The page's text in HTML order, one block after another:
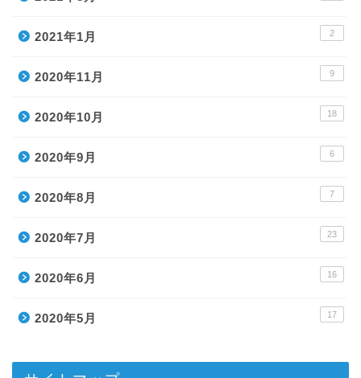
2021年1月 2
2020年11月 9
2020年10月 18
2020年9月 6
2020年8月 7
2020年7月 23
2020年6月 16
2020年5月 17